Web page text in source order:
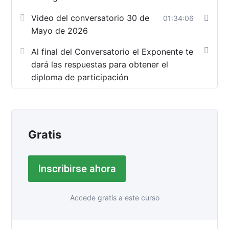
eficiente y la toma de decisiones gerenciales.
Contenido Programático
Introducción a la Gestión de Costos.
Elementos Básicos de una Estructura de
Costos como Base para Decisiones
Factores Externos de Costos.
Dirigido a
Emprendedores,
Profesionales interesados en gestión financiera
Video del conversatorio 30 de
Mayo de 2026
01:34:06
Al final del Conversatorio el Exponente te
dará las respuestas para obtener el
diploma de participación
Gratis
Inscribirse ahora
Accede gratis a este curso